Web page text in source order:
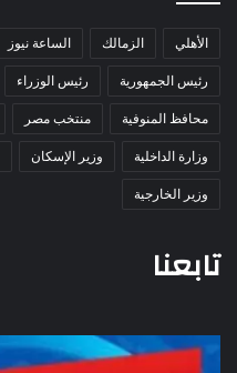
الأهلي الزمالك الساعة نيوز
رئيس الجمهورية
رئيس الوزراء
محافظ المنوفية
منتخب مصر
وزارة الداخلية
وزير الإسكان
وزير الخارجية
تابعنا